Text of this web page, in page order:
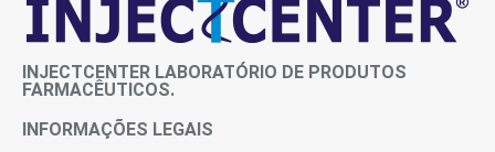
INJECTCENTER LABORATÓRIO DE PRODUTOS
FARMACÊUTICOS.
INFORMAÇÕES LEGAIS